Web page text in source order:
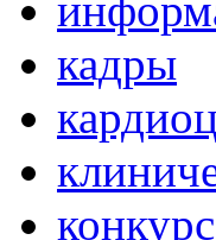
кадры
конкурс